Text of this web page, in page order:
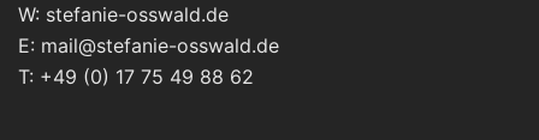
W: stefanie-osswald.de
E: mail@stefanie-osswald.de
T: +49 (0) 17 75 49 88 62